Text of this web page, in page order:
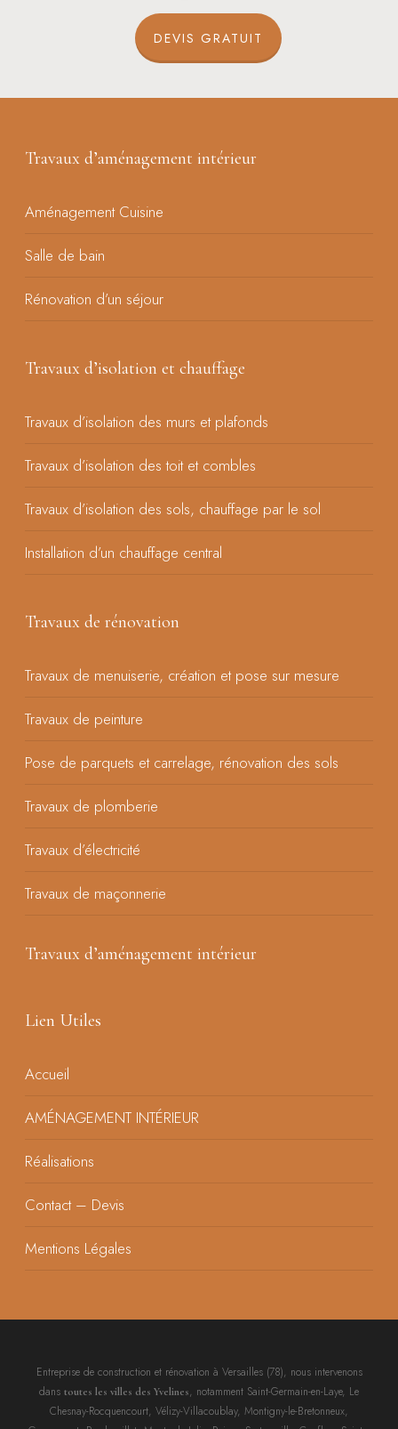
DEVIS GRATUIT
Travaux d’aménagement intérieur
Aménagement Cuisine
Salle de bain
Rénovation d’un séjour
Travaux d’isolation et chauffage
Travaux d’isolation des murs et plafonds
Travaux d’isolation des toit et combles
Travaux d’isolation des sols, chauffage par le sol
Installation d’un chauffage central
Travaux de rénovation
Travaux de menuiserie, création et pose sur mesure
Travaux de peinture
Pose de parquets et carrelage, rénovation des sols
Travaux de plomberie
Travaux d’électricité
Travaux de maçonnerie
Travaux d’aménagement intérieur
Lien Utiles
Accueil
AMÉNAGEMENT INTÉRIEUR
Réalisations
Contact – Devis
Mentions Légales
Entreprise de construction et rénovation à Versailles (78), nous intervenons
dans toutes les villes des Yvelines, notamment Saint-Germain-en-Laye, Le
Chesnay-Rocquencourt, Vélizy-Villacoublay, Montigny-le-Bretonneux,